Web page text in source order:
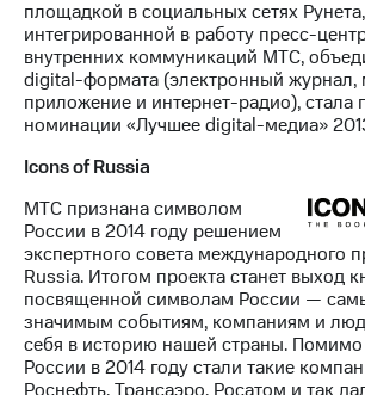
площадкой в социальных сетях
интегрированной в работу пресс-
внутренних коммуникаций МТС,
digital-формата (электронный журнал,
приложение и интернет-радио), стала
номинации «Лучшее digital-медиа»
Icons of Russia
МТС признана символом
России в 2014 году решением
экспертного совета международного
Russia. Итогом проекта станет выход
посвященной символам России —
значимым событиям, компаниям и
себя в историю нашей страны.
России в 2014 году стали такие